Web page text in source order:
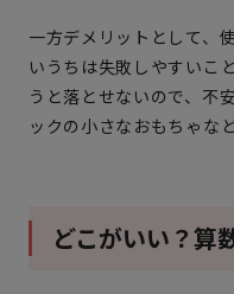
一方デメリットとして、
いうちは失敗しやすいこ
うと落とせないので、不
ックの小さなおもちゃな
どこがいい？算